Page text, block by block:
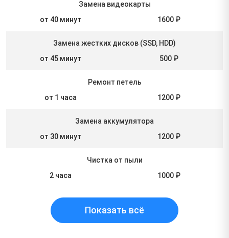
Замена видеокарты
от 40 минут
1600 ₽
Замена жестких дисков (SSD, HDD)
от 45 минут
500 ₽
Ремонт петель
от 1 часа
1200 ₽
Замена аккумулятора
от 30 минут
1200 ₽
Чистка от пыли
2 часа
1000 ₽
Показать всё